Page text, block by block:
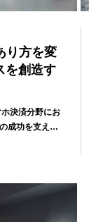
り方を変
を創造す
決済分野にお
成功を支える